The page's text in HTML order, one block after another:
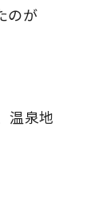
のが
温泉地